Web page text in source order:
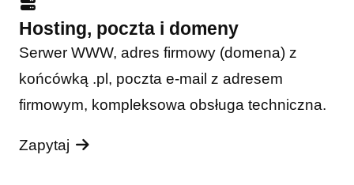
Hosting, poczta i domeny
Serwer WWW, adres firmowy (domena) z
końcówką .pl, poczta e-mail z adresem
firmowym, kompleksowa obsługa techniczna.
Zapytaj